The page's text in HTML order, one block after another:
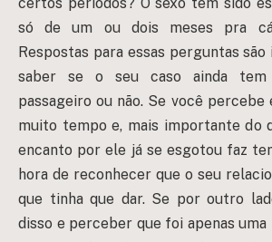
só de um ou dois meses pra
Respostas para essas perguntas
saber se o seu caso ainda
passageiro ou não. Se você percebe
muito tempo e, mais importante do
encanto por ele já se esgotou faz
hora de reconhecer que o seu
que tinha que dar. Se por outro
disso e perceber que foi apenas uma